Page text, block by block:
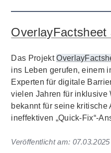
OverlayFactsheet
Das Projekt
ins Leben gerufen, einem
Experten für digitale
vielen Jahren für inklusive
bekannt für seine
ineffektiven „Quick-Fix“-
Veröffentlicht am: 07.03.2025